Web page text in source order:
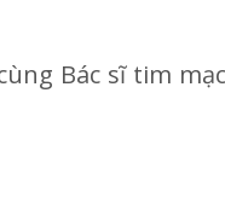
Bác sĩ tim